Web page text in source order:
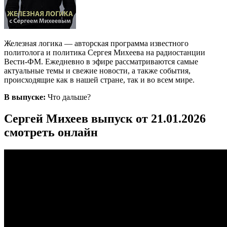
Железная логика — авторская программа известного
политолога и политика Сергея Михеева на радиостанции
Вести-ФМ. Ежедневно в эфире рассматриваются самые
актуальные темы и свежие новости, а также события,
происходящие как в нашей стране, так и во всем мире.
В выпуске: Что дальше?
Сергей Михеев выпуск от 21.01.2026
смотреть онлайн